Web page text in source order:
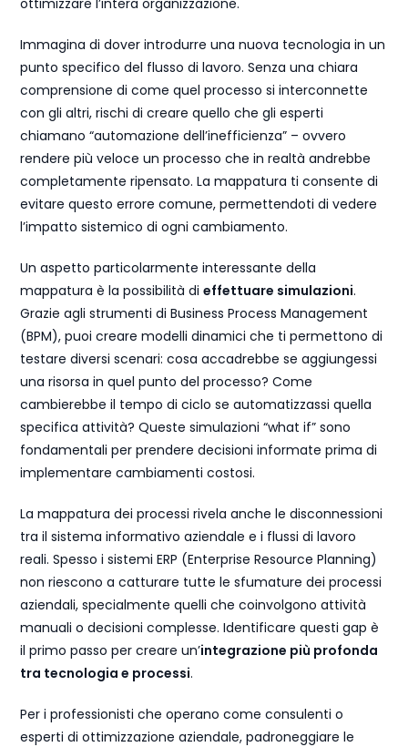
ottimizzare l’intera organizzazione.
Immagina di dover introdurre una nuova tecnologia in un
punto specifico del flusso di lavoro. Senza una chiara
comprensione di come quel processo si interconnette
con gli altri, rischi di creare quello che gli esperti
chiamano “automazione dell’inefficienza” – ovvero
rendere più veloce un processo che in realtà andrebbe
completamente ripensato. La mappatura ti consente di
evitare questo errore comune, permettendoti di vedere
l’impatto sistemico di ogni cambiamento.
Un aspetto particolarmente interessante della
mappatura è la possibilità dieffettuare simulazioni.
Grazie agli strumenti di Business Process Management
(BPM), puoi creare modelli dinamici che ti permettono di
testare diversi scenari: cosa accadrebbe se aggiungessi
una risorsa in quel punto del processo? Come
cambierebbe il tempo di ciclo se automatizzassi quella
specifica attività? Queste simulazioni “what if” sono
fondamentali per prendere decisioni informate prima di
implementare cambiamenti costosi.
La mappatura dei processi rivela anche le disconnessioni
tra il sistema informativo aziendale e i flussi di lavoro
reali. Spesso i sistemi ERP (Enterprise Resource Planning)
non riescono a catturare tutte le sfumature dei processi
aziendali, specialmente quelli che coinvolgono attività
manuali o decisioni complesse. Identificare questi gap è
il primo passo per creare un’integrazione più profonda
tra tecnologia e processi.
Per i professionisti che operano come consulenti o
esperti di ottimizzazione aziendale, padroneggiare le